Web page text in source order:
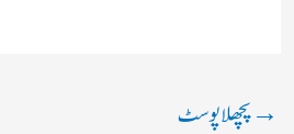
→پچھلا پوسٹ